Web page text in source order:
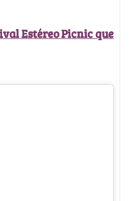
Estéreo Picnic que